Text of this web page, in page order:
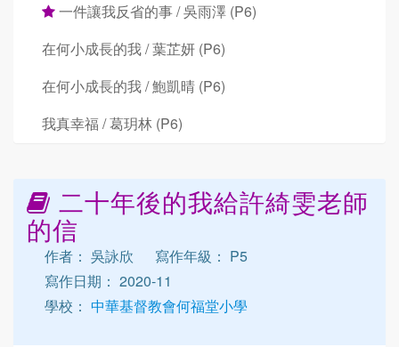
一件讓我反省的事 / 吳雨澤 (P6)
在何小成長的我 / 葉芷妍 (P6)
在何小成長的我 / 鮑凱晴 (P6)
我真幸福 / 葛玥林 (P6)
二十年後的我給許綺雯老師
的信
作者： 吳詠欣
寫作年級： P5
寫作日期： 2020-11
學校： 中華基督教會何福堂小學